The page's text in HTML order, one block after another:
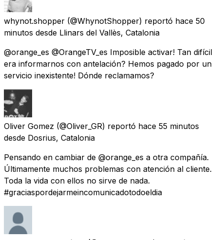
whynot.shopper (@WhynotShopper) reportó hace 50
minutos desde Llinars del Vallès, Catalonia
@orange_es @OrangeTV_es Imposible activar! Tan difícil
era informarnos con antelación? Hemos pagado por un
servicio inexistente! Dónde reclamamos?
Oliver Gomez (@Oliver_GR) reportó hace 55 minutos
desde Dosrius, Catalonia
Pensando en cambiar de @orange_es a otra compañía.
Últimamente muchos problemas con atención al cliente.
Toda la vida con ellos no sirve de nada.
#graciaspordejarmeincomunicadotodoeldia